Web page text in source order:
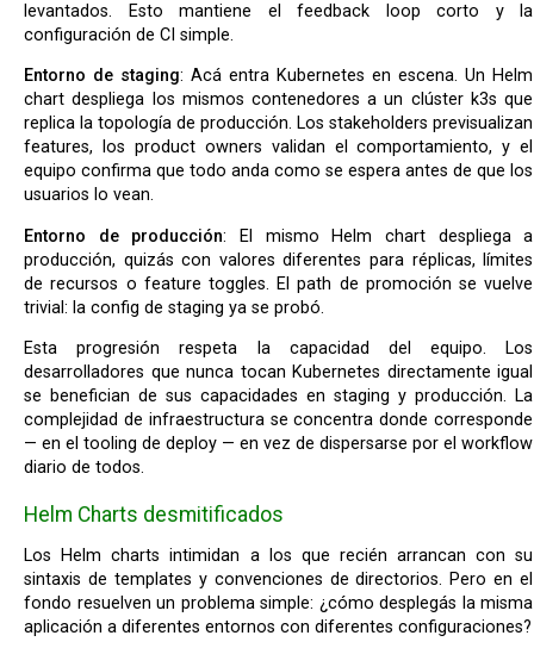
levantados. Esto mantiene el feedback loop corto y la
configuración de CI simple.
Entorno de staging: Acá entra Kubernetes en escena. Un Helm
chart despliega los mismos contenedores a un clúster k3s que
replica la topología de producción. Los stakeholders previsualizan
features, los product owners validan el comportamiento, y el
equipo confirma que todo anda como se espera antes de que los
usuarios lo vean.
Entorno de producción: El mismo Helm chart despliega a
producción, quizás con valores diferentes para réplicas, límites
de recursos o feature toggles. El path de promoción se vuelve
trivial: la config de staging ya se probó.
Esta progresión respeta la capacidad del equipo. Los
desarrolladores que nunca tocan Kubernetes directamente igual
se benefician de sus capacidades en staging y producción. La
complejidad de infraestructura se concentra donde corresponde
— en el tooling de deploy — en vez de dispersarse por el workflow
diario de todos.
Helm Charts desmitificados
Los Helm charts intimidan a los que recién arrancan con su
sintaxis de templates y convenciones de directorios. Pero en el
fondo resuelven un problema simple: ¿cómo desplegás la misma
aplicación a diferentes entornos con diferentes configuraciones?